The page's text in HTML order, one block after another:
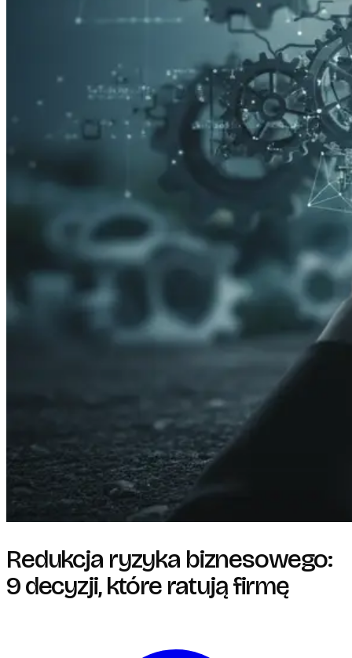
Redukcja ryzyka biznesowego:
9 decyzji, które ratują firmę